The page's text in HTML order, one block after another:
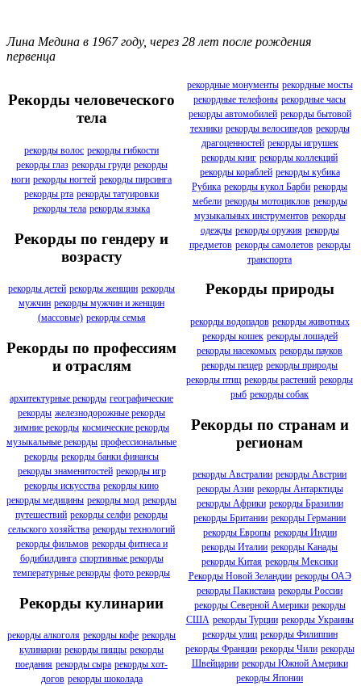
Лина Медина в 1967 году, через 28 лет после рождения
первенца
Рекорды человеческого
тела
рекорды волос рекорды гибкости
рекорды глаз рекорды груди рекорды
ноги рекорды ногтей рекорды пирсинга
рекорды рта рекорды татуировки
рекорды тела рекорды языка
Рекорды по гендеру и
возрасту
рекорды детей рекорды женщин рекорды
мужчин рекорды мужчин и женщин
(массовые) рекорды семья
Рекорды по профессиям
и отраслям
архитектурные рекорды географические
рекорды железнодорожные рекорды
зимние рекорды космические рекорды
музыкальные рекорды профессиональные
рекорды рекорды банки финансы
рекорды знаменитостей рекорды игр
рекорды искусства рекорды кино
рекорды медицины рекорды мод рекорды
путешествий рекорды селфи рекорды
сельского хозяйства рекорды технологий
рекорды фильмов рекорды фитнеса и
бодибилдинга спортивные рекорды
температурные рекорды фото рекорды
Рекорды кулинарии
рекорды алкоголя рекорды кофе рекорды
кулинарии рекорды пиццы рекорды
поедания рекорды сыра рекорды хот-
догов рекорды шоколада
рекордные монументы рекордные мосты
рекордные телефоны рекордные часы
рекорды автомобилей рекорды бытовой
техники рекорды велосипедов рекорды
драгоценностей рекорды игрушек
рекорды книг рекорды коллекций
рекорды кораблей рекорды кубика
Рубика рекорды кукол Барби рекорды
мебели рекорды мотоциклов рекорды
музыкальных инструментов рекорды
одежды рекорды оружия рекорды
предметов рекорды самолетов рекорды
транспорта
Рекорды природы
рекорды водопадов рекорды животных
рекорды кошек рекорды лошадей
рекорды насекомых рекорды пауков
рекорды пещер рекорды природы
рекорды птиц рекорды растений рекорды
рыб рекорды собак
Рекорды по странам и
регионам
рекорды Австралии рекорды Австрии
рекорды Азии рекорды Антарктиды
рекорды Африки рекорды Бразилии
рекорды Британии рекорды Германии
рекорды Европы рекорды Индии
рекорды Италии рекорды Канады
рекорды Китая рекорды Мексики
Рекорды Новой Зеландии рекорды ОАЭ
рекорды Пакистана рекорды России
рекорды Северной Америки рекорды
США рекорды Турции рекорды Украины
рекорды улиц рекорды Филиппин
рекорды Франции рекорды Чили рекорды
Швейцарии рекорды Южной Америки
рекорды Японии